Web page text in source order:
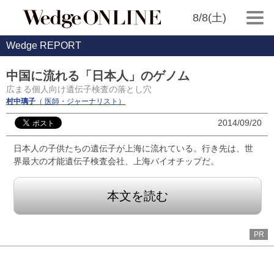
8/8(土)
Wedge REPORT
中国に流れる「日本人」のゲノム
広まる個人向け遺伝子検査の落とし穴
村中璃子 （ 医師・ジャーナリスト）
2014/09/20
日本人の子供たちの遺伝子が上海に流れている。行き先は、世
界最大の才能遺伝子検査会社、上海バイオチップだ。
本文を読む
PR